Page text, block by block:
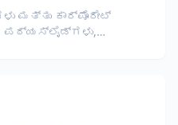
ಮತ್ತು ಕಾರ್ಪೊರೇಟ್